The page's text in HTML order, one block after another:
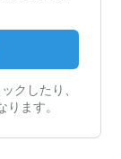
クしたり、
ます。